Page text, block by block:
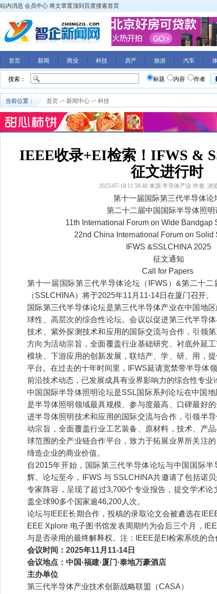
站内消息 会员中心 将文章置顶到百度搜索首页
首页 新闻 商业 科技 房产 旅游 汽车
搜索： 标题 内容 作者
当前位置： 首页 -> 新闻中心 -> 科技
IEEE收录+EI检索！IFWS &
征文进行时
2025-07-18 11:58:48 来源:半导体产业 作者: 浏
第十一届国际第三代半导体
第二十二届中国国际半导体照明
11th International Forum on Wide Bandgap
22nd China International Forum on Solid
IFWS &SSLCHINA 2025
征文通知
Call for Papers
第十一届国际第三代半导体论坛（IFWS）&第二十
（SSLCHINA）将于2025年11月11-14日在厦门召开。
国际第三代半导体论坛是第三代半导体产业在中国地
球性、高层次的综合性论坛。会议以促进第三代半导
技术、紫外探测技术和应用的国际交流与合作，引领
方向为活动宗旨，全面覆盖行业基础研究、衬底外延
模块、下游应用的创新发展，联结产、学、研、用，
平台。在过去的十年时间里，IFWS延请宽禁带半导体
前沿技术动态，已发展成具有业界影响力的综合性专业
中国国际半导体照明论坛是SSL国际系列论坛在中国
是半导体照明领域最具规模、参与度最高、口碑最好
进半导体照明技术和应用的国际交流与合作，引领半
动宗旨，全面覆盖行业工艺装备、原材料，技术、产
球范围的全产业链合作平台，致力于拓展业界所关注
缔造企业的商业价值。
自2015年开始，国际第三代半导体论坛与中国国际
辉。论坛至今，IFWS 与 SSLCHINA共邀请了包括诺
专家阵容，呈现了超过3,700个专业报告，提交学术
盖全球90多个国家逾46,200人次。
论坛与IEEE长期合作，投稿的录取论文会被遴选在
EEE Xplore 电子图书馆发表周期约为会后三个月，
与是否录用的最终解释权。注：IEEE是EI检索系统的
会议时间：2025年11月11-14日
会议地点：中国·福建·厦门·泰地万豪酒店
主办单位
第三代半导体产业技术创新战略联盟（CASA）